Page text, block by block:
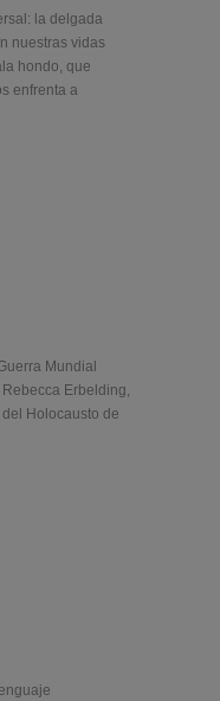
la delgada
nuestras vidas
hondo, que
enfrenta a
Mundial
Erbelding,
Holocausto de